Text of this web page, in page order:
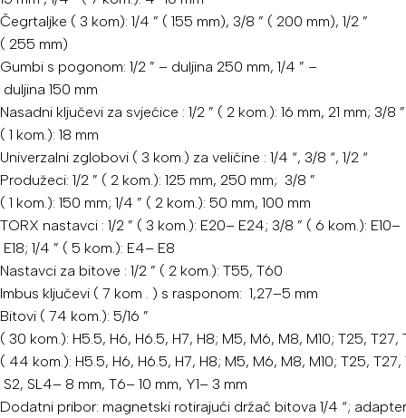
Čegrtaljke ( 3 kom): 1/4 ” ( 155 mm), 3/8 ” ( 200 mm), 1/2 ”
( 255 mm)
Gumbi s pogonom: 1/2 ” – duljina 250 mm, 1/4 ” –
duljina 150 mm
Nasadni ključevi za svjećice : 1/2 ” ( 2 kom.): 16 mm, 21 mm; 3/8 ”
( 1 kom.): 18 mm
Univerzalni zglobovi ( 3 kom.) za veličine : 1/4 “, 3/8 “, 1/2 “
Produžeci: 1/2 ” ( 2 kom.): 125 mm, 250 mm; 3/8 ”
( 1 kom.): 150 mm; 1/4 ” ( 2 kom.): 50 mm, 100 mm
TORX nastavci : 1/2 ” ( 3 kom.): E20– E24; 3/8 ” ( 6 kom.): E10–
E18; 1/4 ” ( 5 kom.): E4– E8
Nastavci za bitove : 1/2 ” ( 2 kom.): T55, T60
Imbus ključevi ( 7 kom . ) s rasponom: 1,27–5 mm
Bitovi ( 74 kom.): 5/16 ”
( 30 kom.): H5.5, H6, H6.5, H7, H8; M5, M6, M8, M10; T25, T27,
( 44 kom.): H5.5, H6, H6.5, H7, H8; M5, M6, M8, M10; T25, T27,
S2, SL4– 8 mm, T6– 10 mm, Y1– 3 mm
Dodatni pribor: magnetski rotirajući držač bitova 1/4 “;